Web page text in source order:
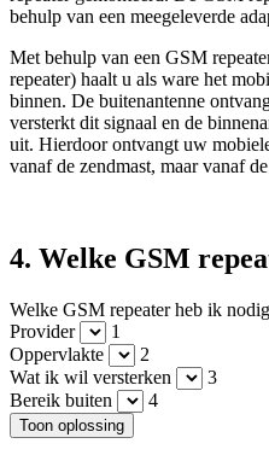
behulp van een meegeleverde
Met behulp van een GSM
repeater) haalt u als ware het
binnen. De buitenantenne
versterkt dit signaal en de
uit. Hierdoor ontvangt uw
vanaf de zendmast, maar vanaf
4. Welke GSM
Welke GSM repeater heb ik
Provider
1
Oppervlakte
2
Wat ik wil versterken
3
Bereik buiten
4
Toon oplossing